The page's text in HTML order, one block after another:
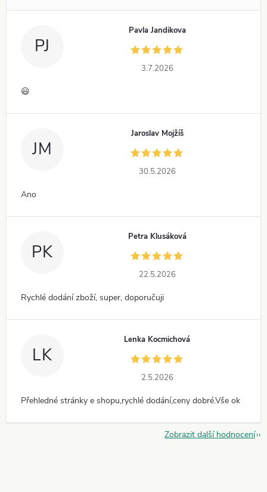
PJ
Pavla Jandikova
3.7.2026
😃
JM
Jaroslav Mojžíš
30.5.2026
Ano
PK
Petra Klusáková
22.5.2026
Rychlé dodání zboží, super, doporučuji
LK
Lenka Kocmichová
2.5.2026
Přehledné stránky e shopu,rychlé dodání,ceny dobré.Vše ok
Zobrazit další hodnocení